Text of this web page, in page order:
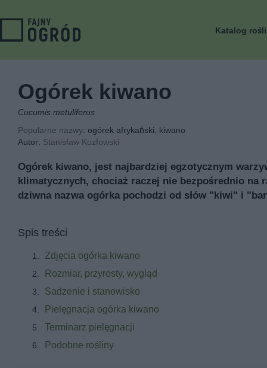
Katalog
Ogórek kiwano
Cucumis metuliferus
Popularne nazwy: ogórek afrykański, kiwano
Autor: Stanisław Kozłowski
Ogórek kiwano, jest najbardziej egzotycznym
klimatycznych, chociaż raczej nie bezpośrednio na
dziwna nazwa ogórka pochodzi od słów "kiwi" i
Spis treści
Zdjęcia ogórka kiwano
Rozmiar, przyrosty, wygląd
Sadzenie i stanowisko
Pielęgnacja ogórka kiwano
Terminarz pielęgnacji
Podobne rośliny